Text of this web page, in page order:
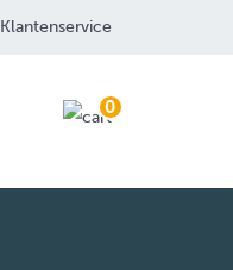
Klantenservice
0